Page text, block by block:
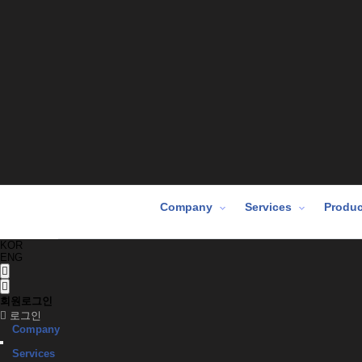
Company Services
KOR
ENG
회원로그인
로그인
Company
Services